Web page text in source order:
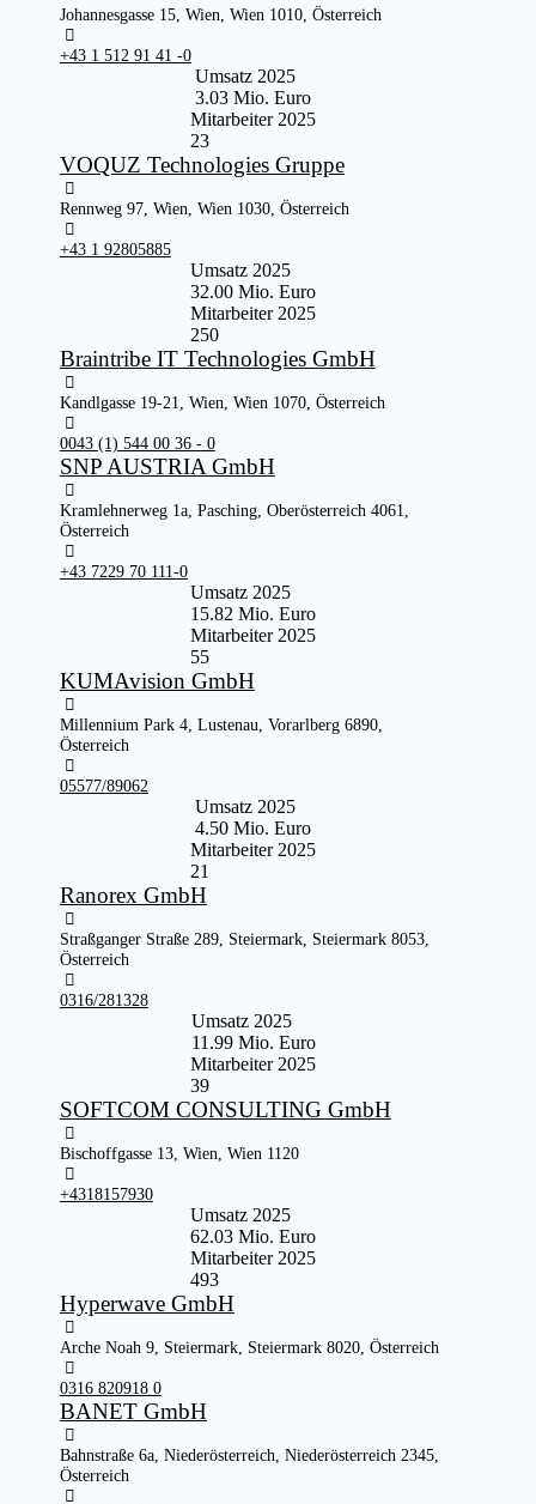
Johannesgasse 15, Wien, Wien 1010, Österreich
+43 1 512 91 41 -0
Umsatz 2025
3.03 Mio. Euro
Mitarbeiter 2025
23
VOQUZ Technologies Gruppe
Rennweg 97, Wien, Wien 1030, Österreich
+43 1 92805885
Umsatz 2025
32.00 Mio. Euro
Mitarbeiter 2025
250
Braintribe IT Technologies GmbH
Kandlgasse 19-21, Wien, Wien 1070, Österreich
0043 (1) 544 00 36 - 0
SNP AUSTRIA GmbH
Kramlehnerweg 1a, Pasching, Oberösterreich 4061,
Österreich
+43 7229 70 111-0
Umsatz 2025
15.82 Mio. Euro
Mitarbeiter 2025
55
KUMAvision GmbH
Millennium Park 4, Lustenau, Vorarlberg 6890,
Österreich
05577/89062
Umsatz 2025
4.50 Mio. Euro
Mitarbeiter 2025
21
Ranorex GmbH
Straßganger Straße 289, Steiermark, Steiermark 8053,
Österreich
0316/281328
Umsatz 2025
11.99 Mio. Euro
Mitarbeiter 2025
39
SOFTCOM CONSULTING GmbH
Bischoffgasse 13, Wien, Wien 1120
+4318157930
Umsatz 2025
62.03 Mio. Euro
Mitarbeiter 2025
493
Hyperwave GmbH
Arche Noah 9, Steiermark, Steiermark 8020, Österreich
0316 820918 0
BANET GmbH
Bahnstraße 6a, Niederösterreich, Niederösterreich 2345,
Österreich